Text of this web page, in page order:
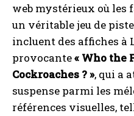
web mystérieux où les
un véritable jeu de
incluent des affiches à
provocante« Who the
Cockroaches ? », qui a
suspense parmi les
références visuelles,